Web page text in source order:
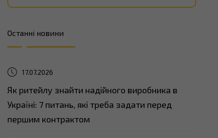
Останні новини
17.07.2026
Як ритейлу знайти надійного виробника в
Україні: 7 питань, які треба задати перед
першим контрактом